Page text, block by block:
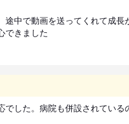
中で動画を送ってくれて成長
できました
した。病院も併設されてい